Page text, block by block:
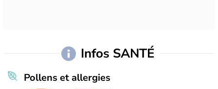
Infos SANTÉ
Pollens et allergies